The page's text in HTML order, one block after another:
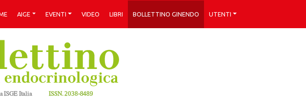
AIGE EVENTI VIDEO LIBRI BOLLETTINO GINENDO UTENTI